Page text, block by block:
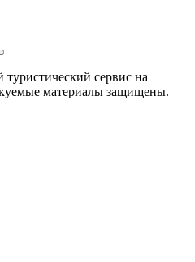
сервис на
материалы защищены.